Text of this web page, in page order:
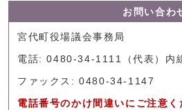
お問い合わ
宮代町役場議会事務局
電話: 0480-34-1111（代表）内
ファックス: 0480-34-1147
電話番号のかけ間違いにご注意く